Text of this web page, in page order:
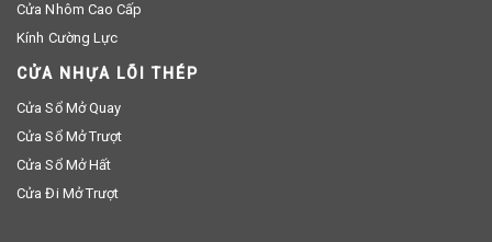
Cửa Nhôm Cao Cấp
Kính Cường Lực
CỬA NHỰA LÕI THÉP
Cửa Sổ Mở Quay
Cửa Sổ Mở Trượt
Cửa Sổ Mở Hất
Cửa Đi Mở Trượt